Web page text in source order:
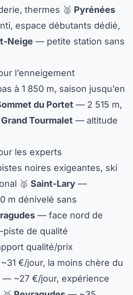
thermes 🥈 Pyrénées
espace débutants dédié,
Neige — petite station sans
l’enneigement
à 1 850 m, saison jusqu’en
du Portet — 2 515 m,
Grand Tourmalet — altitude
les experts
noires exigeantes, ski
🥈 Saint-Lary —
m dénivelé sans
— face nord de
de qualité
qualité/prix
€/jour, la moins chère du
— ~27 €/jour, expérience